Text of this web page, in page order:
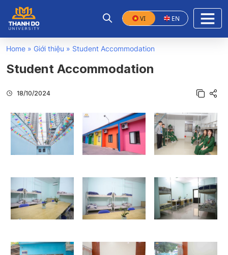
VI EN
Home » Giới thiệu » Student Accommodation
Student Accommodation
18/10/2024